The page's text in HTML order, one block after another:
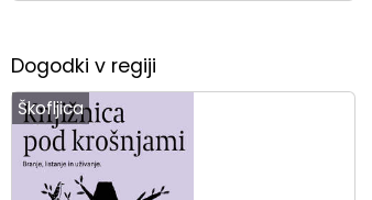
Dogodki v regiji
Škofljica